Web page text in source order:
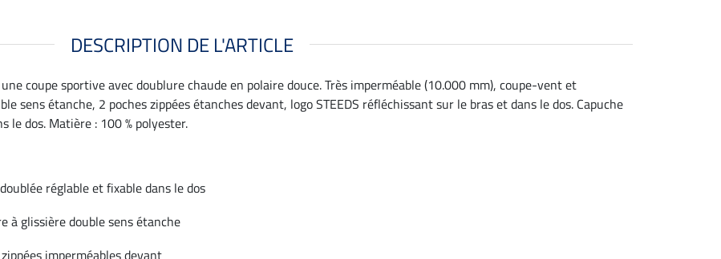
DESCRIPTION DE L'ARTICLE
coupe sportive avec doublure chaude en polaire douce. Très imperméable (10.000 mm), coupe-vent et
sens étanche, 2 poches zippées étanches devant, logo STEEDS réfléchissant sur le bras et dans le dos. Capuche
le dos. Matière : 100 % polyester.
réglable et fixable dans le dos
à glissière double sens étanche
imperméables devant